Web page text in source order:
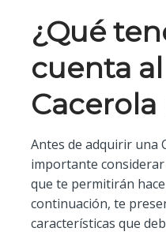
¿Qué
cuenta
Cacerola
Antes de adquirir una
importante
que te permitirán
continuación, te
características que